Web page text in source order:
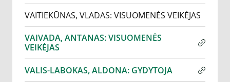
VAITIEKŪNAS, VLADAS: VISUOMENĖS VEIKĖJAS
VAIVADA, ANTANAS: VISUOMENĖS
VEIKĖJAS
VALIS-LABOKAS, ALDONA: GYDYTOJA